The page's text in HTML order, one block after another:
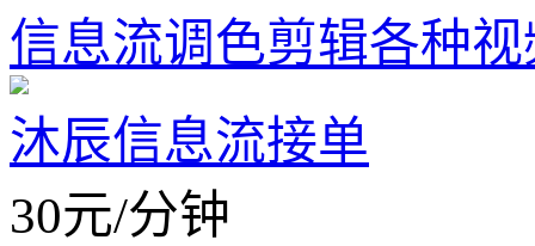
信息流调色剪辑各种视
沐辰信息流接单
30元/分钟